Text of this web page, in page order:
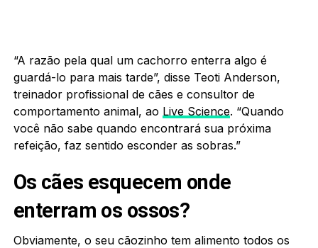
“A razão pela qual um cachorro enterra algo é
guardá-lo para mais tarde”, disse Teoti Anderson,
treinador profissional de cães e consultor de
comportamento animal, ao Live Science. “Quando
você não sabe quando encontrará sua próxima
refeição, faz sentido esconder as sobras.”
Os cães esquecem onde
enterram os ossos?
Obviamente, o seu cãozinho tem alimento todos os